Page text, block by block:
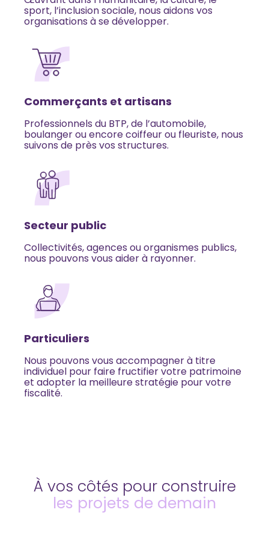
sport, l’inclusion sociale, nous aidons vos
organisations à se développer.
Commerçants et artisans
Professionnels du BTP, de l’automobile,
boulanger ou encore coiffeur ou fleuriste, nous
suivons de près vos structures.
Secteur public
Collectivités, agences ou organismes publics,
nous pouvons vous aider à rayonner.
Particuliers
Nous pouvons vous accompagner à titre
individuel pour faire fructifier votre patrimoine
et adopter la meilleure stratégie pour votre
fiscalité.
À vos côtés pour construire
les projets de demain